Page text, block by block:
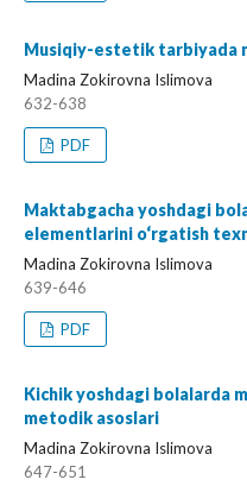
Musiqiy-estetik tarbiyada
Madina Zokirovna Islimova
632-638
PDF
Maktabgacha yoshdagi
elementlarini o‘rgatish
Madina Zokirovna Islimova
639-646
PDF
Kichik yoshdagi bolalarda
metodik asoslari
Madina Zokirovna Islimova
647-651